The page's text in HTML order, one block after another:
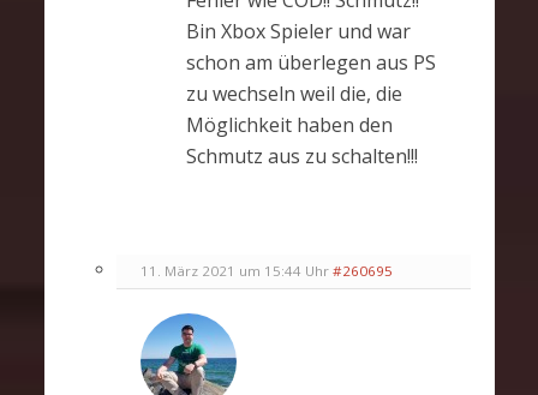
Bin Xbox Spieler und war
schon am überlegen aus PS
zu wechseln weil die, die
Möglichkeit haben den
Schmutz aus zu schalten!!!
11. März 2021 um 15:44 Uhr #260695